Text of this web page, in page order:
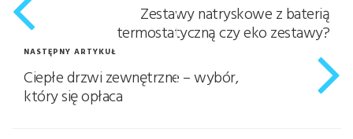
Zestawy natryskowe z baterią
termostatyczną czy eko zestawy?
NASTĘPNY ARTYKUŁ
Ciepłe drzwi zewnętrzne – wybór,
który się opłaca